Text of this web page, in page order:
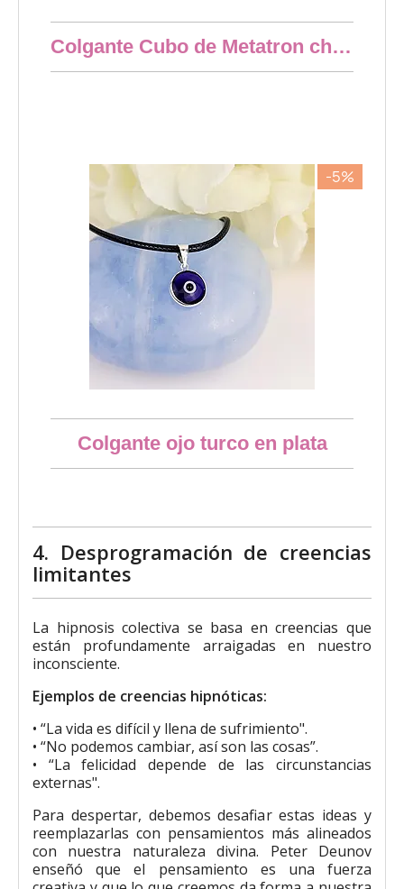
Colgante Cubo de Metatron chapado en Oro
-5%
Colgante ojo turco en plata
4. Desprogramación de creencias
limitantes
La hipnosis colectiva se basa en creencias que
están profundamente arraigadas en nuestro
inconsciente.
Ejemplos de creencias hipnóticas:
• “La vida es difícil y llena de sufrimiento".
• “No podemos cambiar, así son las cosas”.
• “La felicidad depende de las circunstancias
externas".
Para despertar, debemos desafiar estas ideas y
reemplazarlas con pensamientos más alineados
con nuestra naturaleza divina. Peter Deunov
enseñó que el pensamiento es una fuerza